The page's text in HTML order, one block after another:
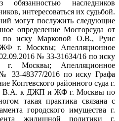
наследников
интересоваться их судьбой.
могут послужить следующие
определение Мосгорсуда от
по иску Марковой О.В., Руис
г. Москвы; Апелляционное
№ 33-31634/16 по иску
Москвы; Апелляционное
33-48377/2016 по иску Графа
Коптевского районного суда г.
В.А. к ДЖП и ЖФ г. Москвы по
такая практика связана с
городского имущества г.
жилищной политики г.